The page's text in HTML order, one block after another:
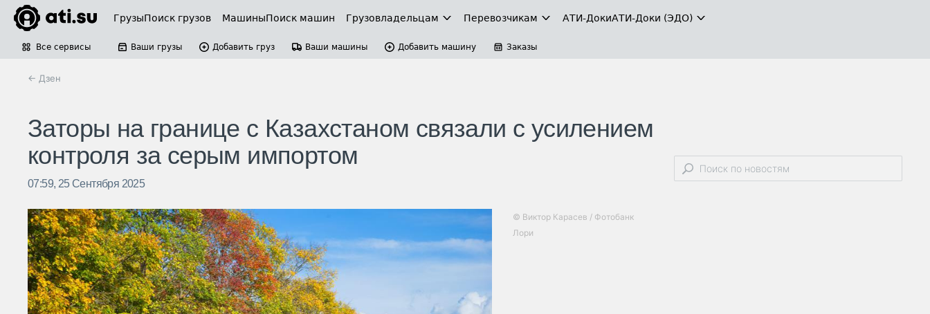
ГрузыПоиск грузов МашиныПоиск машин Грузовладельцам Перевозчикам АТИ-ДокиАТИ-Доки (ЭДО)
Все сервисы Ваши грузы Добавить груз Ваши машины Добавить машину Заказы
← Дзен
Заторы на границе с Казахстаном связали с усилением
контроля за серым импортом
07:59, 25 Сентября 2025
© Виктор Карасев / Фотобанк
Лори